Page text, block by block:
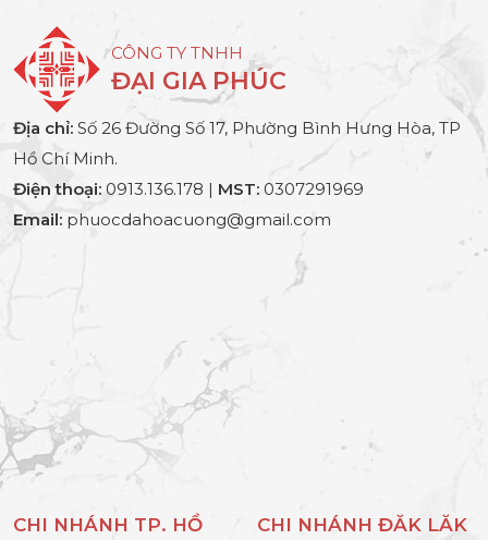
CÔNG TY TNHH
ĐẠI GIA PHÚC
Địa chỉ: Số 26 Đường Số 17, Phường Bình Hưng Hòa, TP
Hồ Chí Minh.
Điện thoại: 0913.136.178 | MST: 0307291969
Email: phuocdahoacuong@gmail.com
CHI NHÁNH TP. HỒ
CHI NHÁNH ĐĂK LĂK